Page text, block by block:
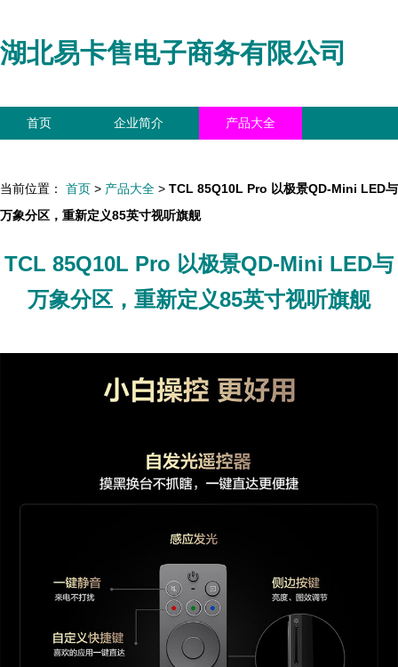
湖北易卡售电子商务有限公司
首页 企业简介 产品大全
当前位置： 首页 > 产品大全 > TCL 85Q10L Pro 以极景QD-Mini LED与
万象分区，重新定义85英寸视听旗舰
TCL 85Q10L Pro 以极景QD-Mini LED与
万象分区，重新定义85英寸视听旗舰